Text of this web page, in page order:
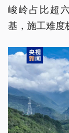
峻岭占比超
基，施工难度